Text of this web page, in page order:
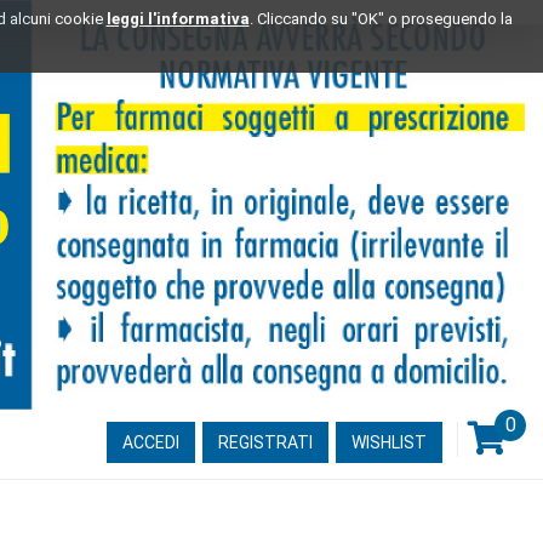
alcuni cookie leggi l'informativa. Cliccando su "OK" o proseguendo la
ACCEDI REGISTRATI WISHLIST
0